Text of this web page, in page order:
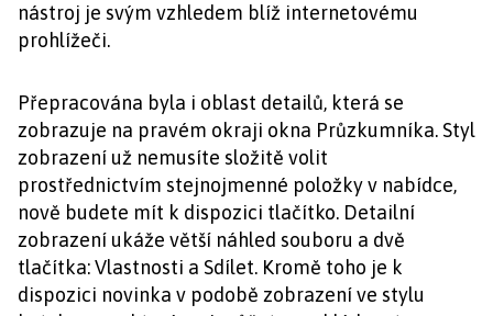
nástroj je svým vzhledem blíž internetovému
prohlížeči.
Přepracována byla i oblast detailů, která se
zobrazuje na pravém okraji okna Průzkumníka. Styl
zobrazení už nemusíte složitě volit
prostřednictvím stejnojmenné položky v nabídce,
nově budete mít k dispozici tlačítko. Detailní
zobrazení ukáže větší náhled souboru a dvě
tlačítka: Vlastnosti a Sdílet. Kromě toho je k
dispozici novinka v podobě zobrazení ve stylu